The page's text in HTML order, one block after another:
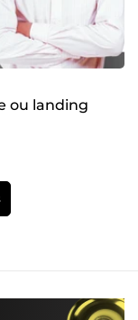
ou landing